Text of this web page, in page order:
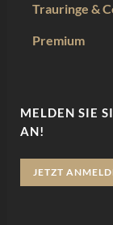
Trauringe &
Premium
MELDEN SIE
AN!
JETZT